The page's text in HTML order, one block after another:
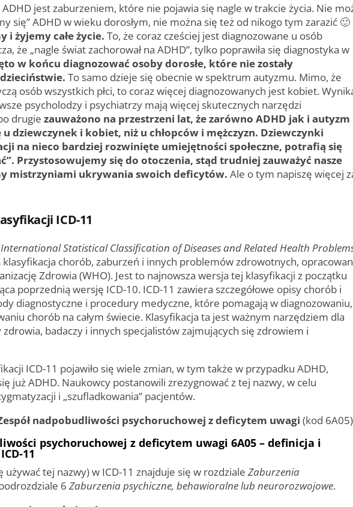
jest zaburzeniem, które nie pojawia się nagle w trakcie życia. Nie
się” ADHD w wieku dorosłym, nie można się też od nikogo tym zarazić 🙂
i żyjemy całe życie. To, że coraz cześciej jest diagnozowane u osób
że „nagle świat zachorował na ADHD”, tylko poprawiła się diagnostyka w
w końcu diagnozować osoby dorosłe, które nie zostały
To samo dzieje się obecnie w spektrum autyzmu. Mimo, że
osób wszystkich płci, to coraz więcej diagnozowanych jest kobiet.
psycholodzy i psychiatrzy mają więcej skutecznych narzędzi
drugiezauważono na przestrzeni lat, że zarówno ADHD jak i autyzm
dziewczynek i kobiet, niż u chłopców i mężczyzn. Dziewczynki
na nieco bardziej rozwinięte umiejętności społeczne, potrafią się
Przystosowujemy się do otoczenia, stąd trudniej zauważyć nasze
mistrzyniami ukrywania swoich deficytów. Ale o tym napiszę więcej
ICD-11
International Statistical Classification of Diseases and Related Health
chorób, zaburzeń i innych problemów zdrowotnych,
Zdrowia (WHO). Jest to najnowsza wersja tej klasyfikacji z początku
poprzednią wersję ICD-10. ICD-11 zawiera szczegółowe opisy chorób i
diagnostyczne i procedury medyczne, które pomagają w diagnozowaniu,
chorób na całym świecie. Klasyfikacja ta jest ważnym narzędziem dla
zdrowia, badaczy i innych specjalistów zajmujących się zdrowiem i
ICD-11 pojawiło się wiele zmian, w tym także w przypadku ADHD,
już ADHD. Naukowcy postanowili zrezygnować z tej nazwy, w celu
i „szufladkowania” pacjentów.
nadpobudliwości psychoruchowej z deficytem uwagi (kod
psychoruchowej z deficytem uwagi 6A05 – definicja i
11
używać tej nazwy) w ICD-11 znajduje się w rozdzialeZaburzenia
6Zaburzenia psychiczne, behawioralne lub neurorozwojowe.